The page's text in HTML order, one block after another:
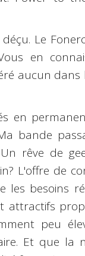
Le
en
aucun dans
en
bande
rêve de
L'offre de
les besoins
attractifs
peu
Et que la